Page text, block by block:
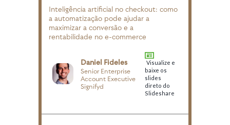
Inteligência artificial no checkout: como
a automatização pode ajudar a
maximizar a conversão e a
rentabilidade no e-commerce
Daniel Fideles
Senior Enterprise
Account Executive
Signifyd
Visualize e
baixe os
slides
direto do
Slideshare